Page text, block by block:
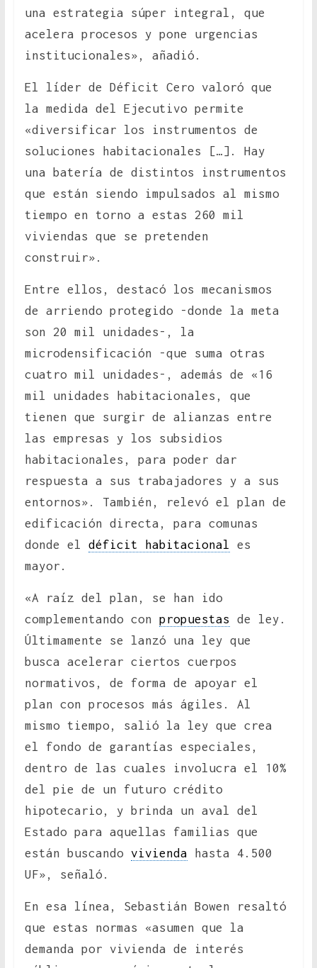
una estrategia súper integral, que
acelera procesos y pone urgencias
institucionales», añadió.
El líder de Déficit Cero valoró que
la medida del Ejecutivo permite
«diversificar los instrumentos de
soluciones habitacionales […]. Hay
una batería de distintos instrumentos
que están siendo impulsados al mismo
tiempo en torno a estas 260 mil
viviendas que se pretenden
construir».
Entre ellos, destacó los mecanismos
de arriendo protegido -donde la meta
son 20 mil unidades-, la
microdensificación -que suma otras
cuatro mil unidades-, además de «16
mil unidades habitacionales, que
tienen que surgir de alianzas entre
las empresas y los subsidios
habitacionales, para poder dar
respuesta a sus trabajadores y a sus
entornos». También, relevó el plan de
edificación directa, para comunas
donde el déficit habitacional es
mayor.
«A raíz del plan, se han ido
complementando con propuestas de ley.
Últimamente se lanzó una ley que
busca acelerar ciertos cuerpos
normativos, de forma de apoyar el
plan con procesos más ágiles. Al
mismo tiempo, salió la ley que crea
el fondo de garantías especiales,
dentro de las cuales involucra el 10%
del pie de un futuro crédito
hipotecario, y brinda un aval del
Estado para aquellas familias que
están buscando vivienda hasta 4.500
UF», señaló.
En esa línea, Sebastián Bowen resaltó
que estas normas «asumen que la
demanda por vivienda de interés